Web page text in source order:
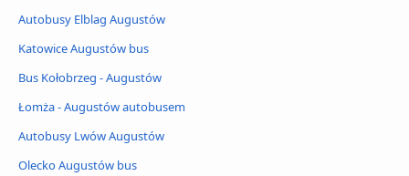
Autobusy Elblag Augustów
Katowice Augustów bus
Bus Kołobrzeg - Augustów
Łomża - Augustów autobusem
Autobusy Lwów Augustów
Olecko Augustów bus